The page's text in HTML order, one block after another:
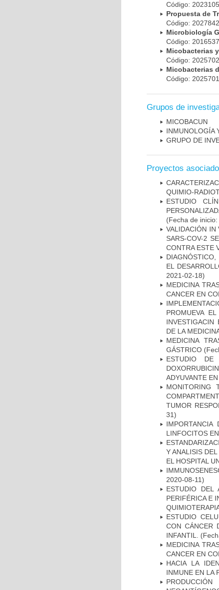
Código:
Propuesta de
Código:
Microbiología
Código:
Micobacterias
Código:
Micobacterias
Código:
Grupos de
MICOBAC­UN
INMUNOLOGÍA
GRUPO DE
Proyectos
QUIMIO-
ESTUDIO
(Fecha de
VALIDACIÓN IN
SARS-COV-2
CONTRA ESTE
EL
2021-02-18)
MEDICINA
CANCER EN
PROMUEVA
INVESTIGACIN
DE LA
MEDICINA
GÁSTRICO
ESTUDIO DE
ADYUVANTE
MONITORING
TUMOR
31)
LINFOCITOS
Y ANALISIS
EL HOSPITAL
2020-08-11)
ESTUDIO DEL
PERIFÉRICA E
ESTUDIO
CON CÁNCER
INFANTIL.
MEDICINA
CANCER EN
HACIA LA
INMUNE EN LA